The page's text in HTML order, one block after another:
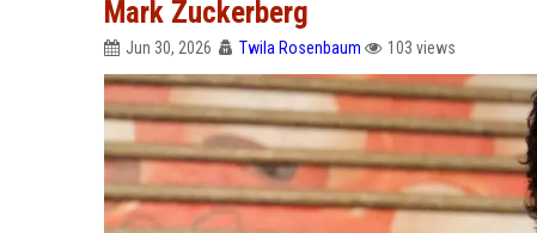
Mark Zuckerberg
Jun 30, 2026 Twila Rosenbaum 103 views